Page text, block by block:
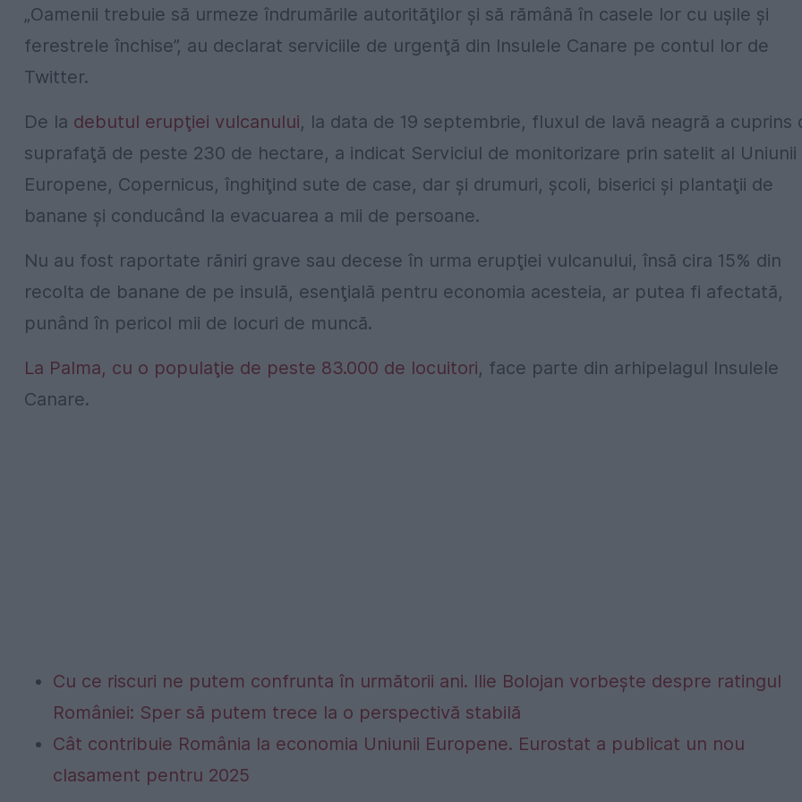
„Oamenii trebuie să urmeze îndrumările autorităţilor şi să rămână în casele lor cu uşile şi
ferestrele închise”, au declarat serviciile de urgenţă din Insulele Canare pe contul lor de
Twitter.
De la debutul erupţiei vulcanului, la data de 19 septembrie, fluxul de lavă neagră a cuprins
suprafaţă de peste 230 de hectare, a indicat Serviciul de monitorizare prin satelit al Uniunii
Europene, Copernicus, înghiţind sute de case, dar şi drumuri, şcoli, biserici şi plantaţii de
banane şi conducând la evacuarea a mii de persoane.
Nu au fost raportate răniri grave sau decese în urma erupţiei vulcanului, însă cira 15% din
recolta de banane de pe insulă, esenţială pentru economia acesteia, ar putea fi afectată,
punând în pericol mii de locuri de muncă.
La Palma, cu o populaţie de peste 83.000 de locuitori, face parte din arhipelagul Insulele
Canare.
Cu ce riscuri ne putem confrunta în următorii ani. Ilie Bolojan vorbește despre ratingul
României: Sper să putem trece la o perspectivă stabilă
Cât contribuie România la economia Uniunii Europene. Eurostat a publicat un nou
clasament pentru 2025